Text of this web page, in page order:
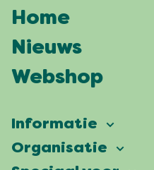
Home
Nieuws
Webshop
Informatie
Vierdaagsefeesten
Organisatie
Onze ambitie